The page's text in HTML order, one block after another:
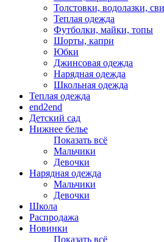
Толстовки, водолазки,
Теплая одежда
Футболки, майки, топы
Шорты, капри
Юбки
Джинсовая одежда
Нарядная одежда
Школьная одежда
Теплая одежда
end2end
Детский сад
Нижнее белье
Показать всё
Мальчики
Девочки
Нарядная одежда
Мальчики
Девочки
Школа
Распродажа
Новинки
Показать всё